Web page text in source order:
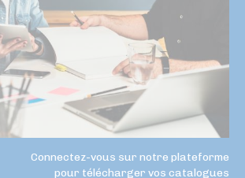
Connectez-vous sur notre plateforme
pour télécharger vos catalogues